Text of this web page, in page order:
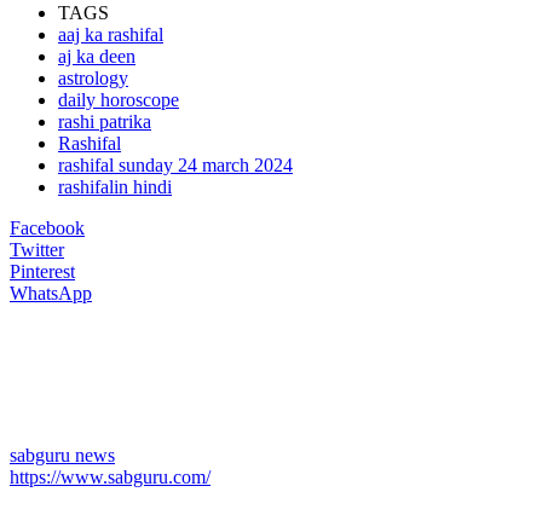
TAGS
aaj ka rashifal
aj ka deen
astrology
daily horoscope
rashi patrika
Rashifal
rashifal sunday 24 march 2024
rashifalin hindi
Facebook
Twitter
Pinterest
WhatsApp
sabguru news
https://www.sabguru.com/